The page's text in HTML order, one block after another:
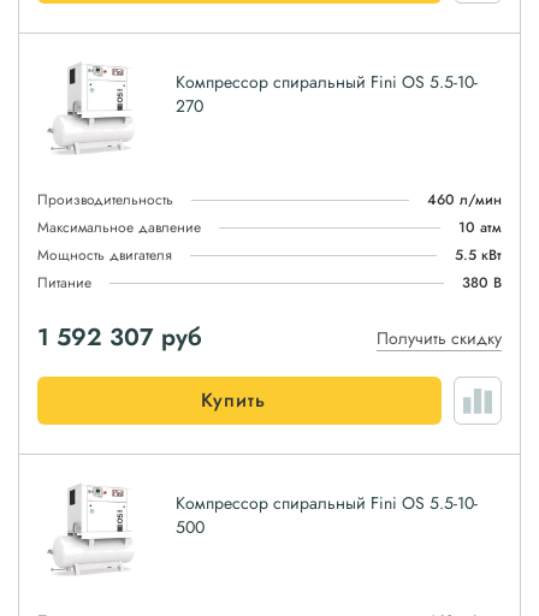
Компрессор спиральный Fini OS 5.5-10-
270
Производительность
460 л/мин
Максимальное давление
10 атм
Мощность двигателя
5.5 кВт
Питание
380 В
1 592 307 руб Получить скидку
Купить
Компрессор спиральный Fini OS 5.5-10-
500